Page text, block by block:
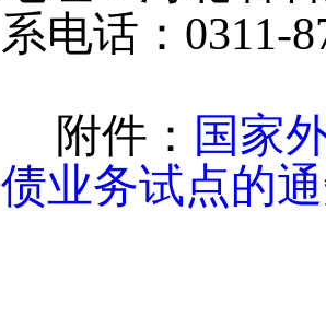
系电话： 0311-
附件： 国家
债业务试点的